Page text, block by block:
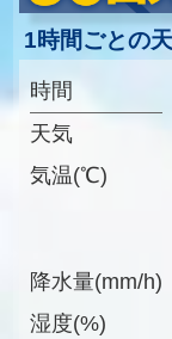
1時間ごとの
時間
天気
気温(℃)
降水量(mm/h)
湿度(%)